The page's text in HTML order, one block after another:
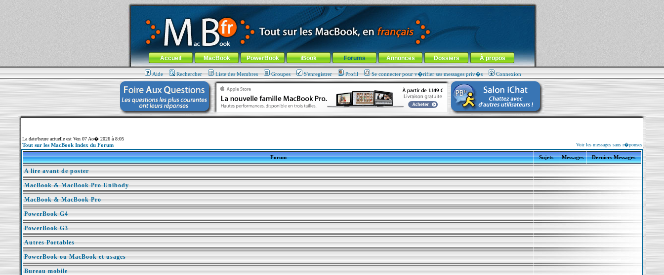
MacBook-fr.com : 100% Apple... 100% nomade !
Aller au contenu-Aller au menu général-Aller au menu de la rubrique
Menu général
Accueil MacBook PowerBook iBook Forums Annonces Dossiers À propos
Aide Rechercher Liste des Membres Groupes S'enregistrer Profil Se connecter pour v�rifier ses messages priv�s Connexion
La date/heure actuelle est Ven 07 Ao� 2026 à 8:05
Tout sur les MacBook Index du Forum Voir les messages sans r�ponses
Forum Sujets Messages Derniers Messages
A lire avant de poster
MacBook & MacBook Pro Unibody
MacBook & MacBook Pro
PowerBook G4
PowerBook G3
Autres Portables
PowerBook ou MacBook et usages
Bureau mobile